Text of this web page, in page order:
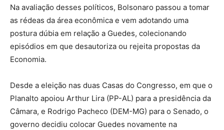
Na avaliação desses políticos, Bolsonaro passou a tomar
as rédeas da área econômica e vem adotando uma
postura dúbia em relação a Guedes, colecionando
episódios em que desautoriza ou rejeita propostas da
Economia.
Desde a eleição nas duas Casas do Congresso, em que o
Planalto apoiou Arthur Lira (PP-AL) para a presidência da
Câmara, e Rodrigo Pacheco (DEM-MG) para o Senado, o
governo decidiu colocar Guedes novamente na